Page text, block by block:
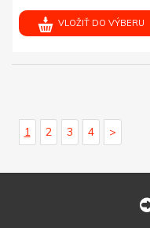
VLOŽIŤ DO VÝBERU
1 2 3 4 >